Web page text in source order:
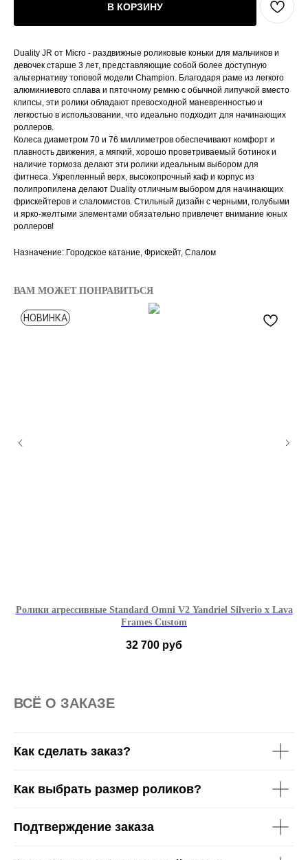
В КОРЗИНУ
Duality JR от Micro - раздвижные роликовые коньки для мальчиков и
девочек старше 3 лет, представляющие собой более доступную
альтернативу топовой модели Champion. Благодаря раме из легкого
алюминиевого сплава и пяточному ремню с обычной липучкой вместо
клипсы, эти ролики обладают превосходной маневренностью и
легкостью в использовании, что идеально подходит для начинающих
роллеров.
Колеса диаметром 70 и 76 миллиметров обеспечивают комфорт и
плавность движения, а мягкий, хорошо проветриваемый ботинок и
наличие тормоза делают эти ролики идеальным выбором для
фитнеса. Укрепленный верх, высокопрочный каф и корпус из
полипропилена делают Duality отличным выбором для начинающих
фрискейтеров и слаломистов. Стильный дизайн с черными, голубыми
и ярко-желтыми элементами обязательно привлечет внимание юных
роллеров!
Назначение: Городское катание, Фрискейт, Слалом
ВАМ МОЖЕТ ПОНРАВИТЬСЯ
НОВИНКА
Ролики агрессивные Standard Omni V2 Yandriel Silverio x Lava
Frames Custom
32 700 руб
ВСË О ЗАКАЗЕ
Как сделать заказ?
Как выбрать размер роликов?
Подтверждение заказа